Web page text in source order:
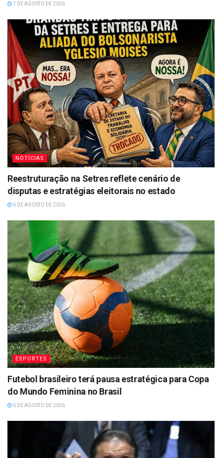
7 DE AGOSTO DE 2026
NOTÍCIAS
Reestruturação na Setres reflete cenário de
disputas e estratégias eleitorais no estado
6 DE AGOSTO DE 2026
ESPORTES
Futebol brasileiro terá pausa estratégica para Copa
do Mundo Feminina no Brasil
6 DE AGOSTO DE 2026